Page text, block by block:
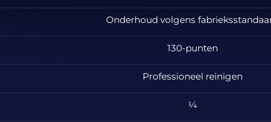
Onderhoud volgens
130-punten
Professioneel reinigen
¼